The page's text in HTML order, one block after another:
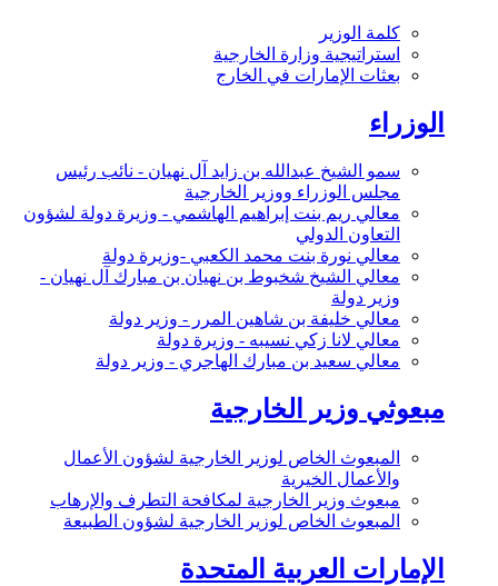
كلمة الوزير
استراتيجية وزارة الخارجية
بعثات الإمارات في الخارج
الوزراء
سمو الشيخ عبدالله بن زايد آل نهيان - نائب رئيس
مجلس الوزراء ووزير الخارجية
معالي ريم بنت إبراهيم الهاشمي - وزيرة دولة لشؤون
التعاون الدولي
معالي نورة بنت محمد الكعبي -وزيرة دولة
معالي الشيخ شخبوط بن نهيان بن مبارك آل نهيان -
وزير دولة
معالي خليفة بن شاهين المرر - وزير دولة
معالي لانا زكي نسيبه - وزيرة دولة
معالي سعيد بن مبارك الهاجري - وزير دولة
مبعوثي وزير الخارجية
المبعوث الخاص لوزير الخارجية لشؤون الأعمال
والأعمال الخيرية
مبعوث وزير الخارجية لمكافحة التطرف والإرهاب
المبعوث الخاص لوزير الخارجية لشؤون الطبيعة
الإمارات العربية المتحدة